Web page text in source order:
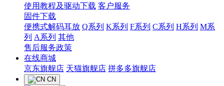
使用教程及驱动下载 客户服务
固件下载
便携式解码耳放 Q系列 K系列 F系列 C系列 H系列 M系
列 A系列 其他
售后服务政策
在线商城
京东旗舰店 天猫旗舰店 拼多多旗舰店
CN